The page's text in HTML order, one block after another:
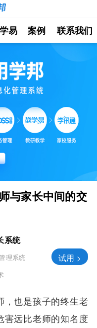
易 案例 联系我们
与家长中间的交
系统
理系统
试用 >
也是孩子的终生老
害远比老师的知名度